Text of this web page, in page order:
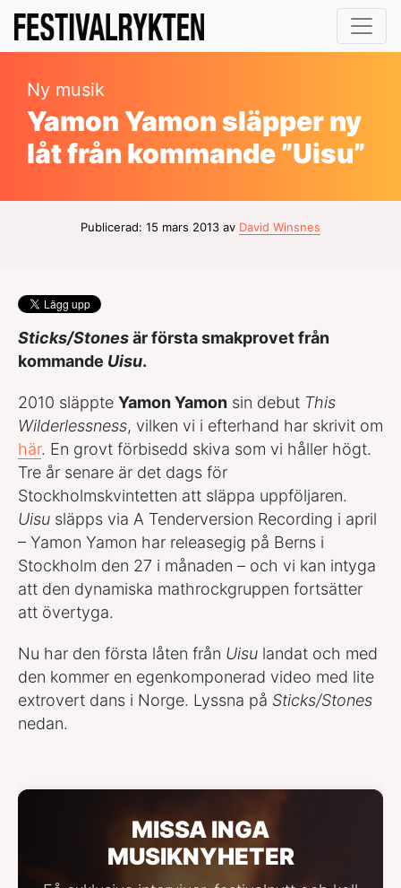
Ny musik
Yamon Yamon släpper ny
låt från kommande ”Uisu”
Publicerad: 15 mars 2013 av David Winsnes
Sticks/Stonesär första smakprovet från
kommande Uisu.
2010 släppte Yamon Yamon sin debut This
Wilderlessness, vilken vi i efterhand har skrivit om
här. En grovt förbisedd skiva som vi håller högt.
Tre år senare är det dags för
Stockholmskvintetten att släppa uppföljaren.
Uisu släpps via A Tenderversion Recording i april
– Yamon Yamon har releasegig på Berns i
Stockholm den 27 i månaden – och vi kan intyga
att den dynamiska mathrockgruppen fortsätter
att övertyga.
Nu har den första låten från Uisu landat och med
den kommer en egenkomponerad video med lite
extrovert dans i Norge. Lyssna på Sticks/Stones
nedan.
MISSA INGA
MUSIKNYHETER